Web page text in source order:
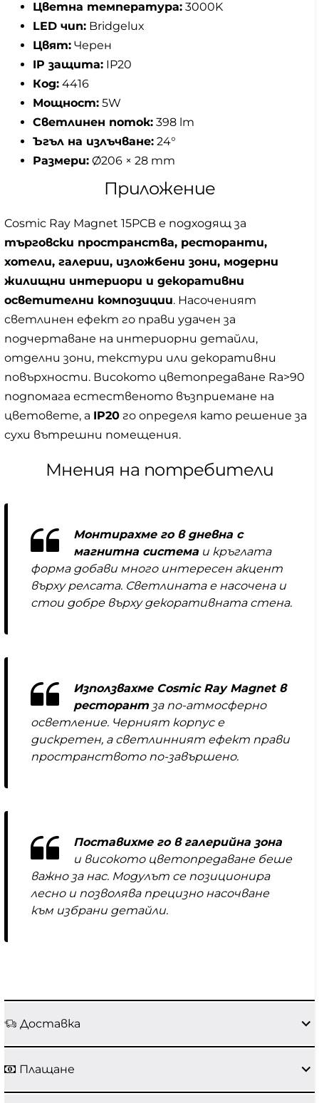
Цветна температура: 3000K
LED чип: Bridgelux
Цвят: Черен
IP защита: IP20
Код: 4416
Мощност: 5W
Светлинен поток: 398 lm
Ъгъл на излъчване: 24°
Размери: Ø206 × 28 mm
Приложение
Cosmic Ray Magnet 15PCB е подходящ за
търговски пространства, ресторанти,
хотели, галерии, изложбени зони, модерни
жилищни интериори и декоративни
осветителни композиции. Насоченият
светлинен ефект го прави удачен за
подчертаване на интериорни детайли,
отделни зони, текстури или декоративни
повърхности. Високото цветопредаване Ra>90
подпомага естественото възприемане на
цветовете, а IP20 го определя като решение за
сухи вътрешни помещения.
Мнения на потребители
Монтирахме го в дневна с
магнитна система и кръглата
форма добави много интересен акцент
върху релсата. Светлината е насочена и
стои добре върху декоративната стена.
Използвахме Cosmic Ray Magnet в
ресторантза по-атмосферно
осветление. Черният корпус е
дискретен, а светлинният ефект прави
пространството по-завършено.
Поставихме го в галерийна зона
и високото цветопредаване беше
важно за нас. Модулът се позиционира
лесно и позволява прецизно насочване
към избрани детайли.
Доставка
Плащане